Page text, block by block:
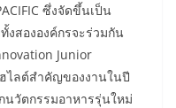
ซึ่งจัดขึ้นเป็น
งสององค์กรจะร่วมกัน
Junior
ไลต์สำคัญของงานในปี
นวัตกรรมอาหารรุ่นใหม่